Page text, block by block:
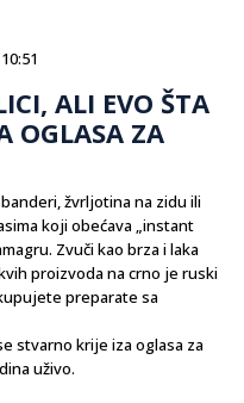
ALI EVO ŠTA
OGLASA ZA
žvrljotina na zidu ili
koji obećava „instant
Zvuči kao brza i laka
proizvoda na crno je ruski
preparate sa
stvarno krije iza oglasa za
uživo.